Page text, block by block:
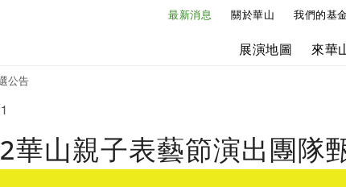
最新消息 關於華山 我們的基
展演地圖 來華
公告
華山親子表藝節演出團隊